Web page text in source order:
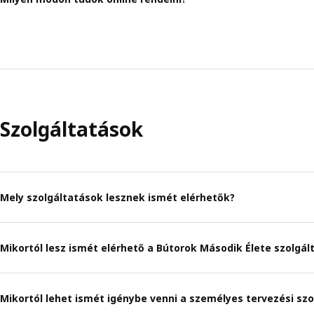
Szolgáltatások
Mely szolgáltatások lesznek ismét elérhetők?
Mikortól lesz ismét elérhető a Bútorok Második Élete
Mikortól lehet ismét igénybe venni a személyes tervezési